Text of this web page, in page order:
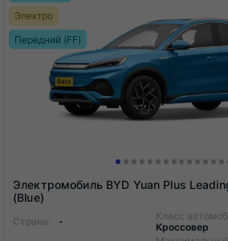
Электро
Передний (FF)
Электромобиль BYD Yuan Plus
(Blue)
Страна: -
Класс
Кроссовер